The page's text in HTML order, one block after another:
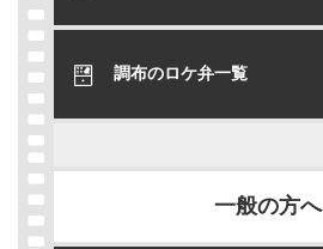
調布のロケ弁一覧
一般の方へ